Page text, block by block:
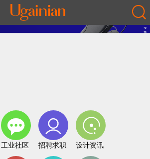
工业社区 招聘求职 设计资讯